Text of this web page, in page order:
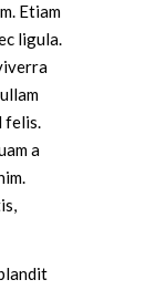
Etiam
ligula.
felis.
a